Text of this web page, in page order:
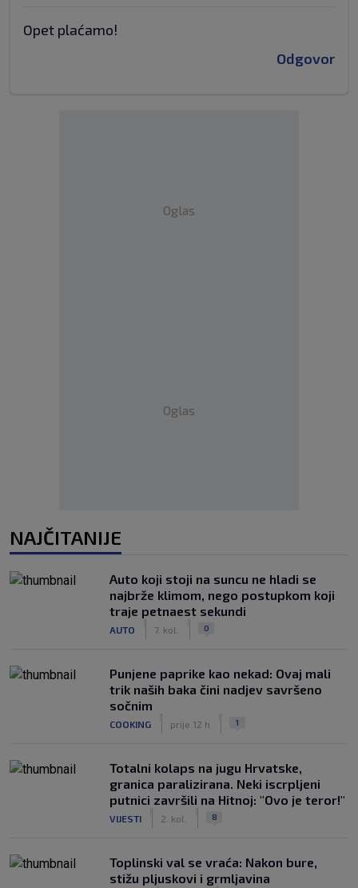
Opet plaćamo!
Odgovor
Oglas
Oglas
NAJČITANIJE
Auto koji stoji na suncu ne hladi se
najbrže klimom, nego postupkom koji
traje petnaest sekundi
AUTO 7. kol. 0
Punjene paprike kao nekad: Ovaj mali
trik naših baka čini nadjev savršeno
sočnim
COOKING prije 12 h 1
Totalni kolaps na jugu Hrvatske,
granica paralizirana. Neki iscrpljeni
putnici završili na Hitnoj: "Ovo je teror!"
VIJESTI 2. kol. 8
Toplinski val se vraća: Nakon bure,
stižu pljuskovi i grmljavina